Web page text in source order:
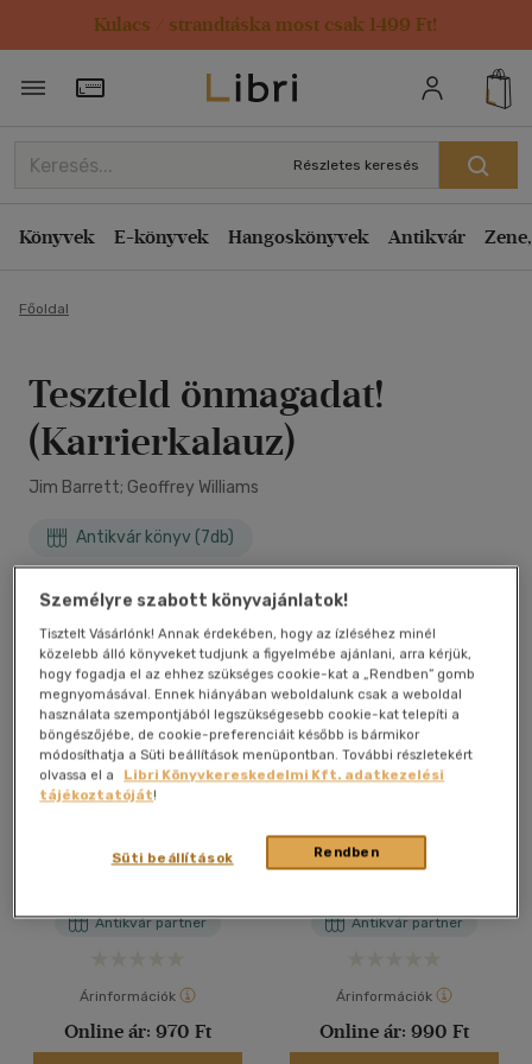
Kulacs / strandtáska most csak 1499 Ft!
Törzsvásárlói Kártya adatai
Részletes keresés
Könyvek E-könyvek Hangoskönyvek Antikvár
Főoldal
Teszteld önmagadat!
(Karrierkalauz)
Jim Barrett; Geoffrey Williams
Antikvár könyv (7db)
(Karrierkalauz)
Antikvár partner
Árinformációk
Online ár: 970 Ft
Teszteld önmagadat!
(Karrierkalauz)
Antikvár partner
Árinformációk
Online ár: 990 Ft
Személyre szabott könyvajánlatok!
Tisztelt Vásárlónk! Annak érdekében, hogy az ízléséhez minél
közelebb álló könyveket tudjunk a figyelmébe ajánlani, arra kérjük,
hogy fogadja el az ehhez szükséges cookie-kat a „Rendben” gomb
megnyomásával. Ennek hiányában weboldalunk csak a weboldal
használata szempontjából legszükségesebb cookie-kat telepíti a
böngészőjébe, de cookie-preferenciáit később is bármikor
módosíthatja a Süti beállítások menüpontban. További részletekért
olvassa el a
Libri Könyvkereskedelmi Kft. adatkezelési
tájékoztatóját!
Rendben
Süti beállítások